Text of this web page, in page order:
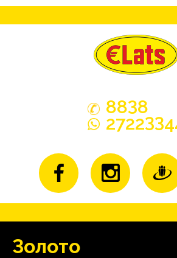
8838
272233
Зoлoтo